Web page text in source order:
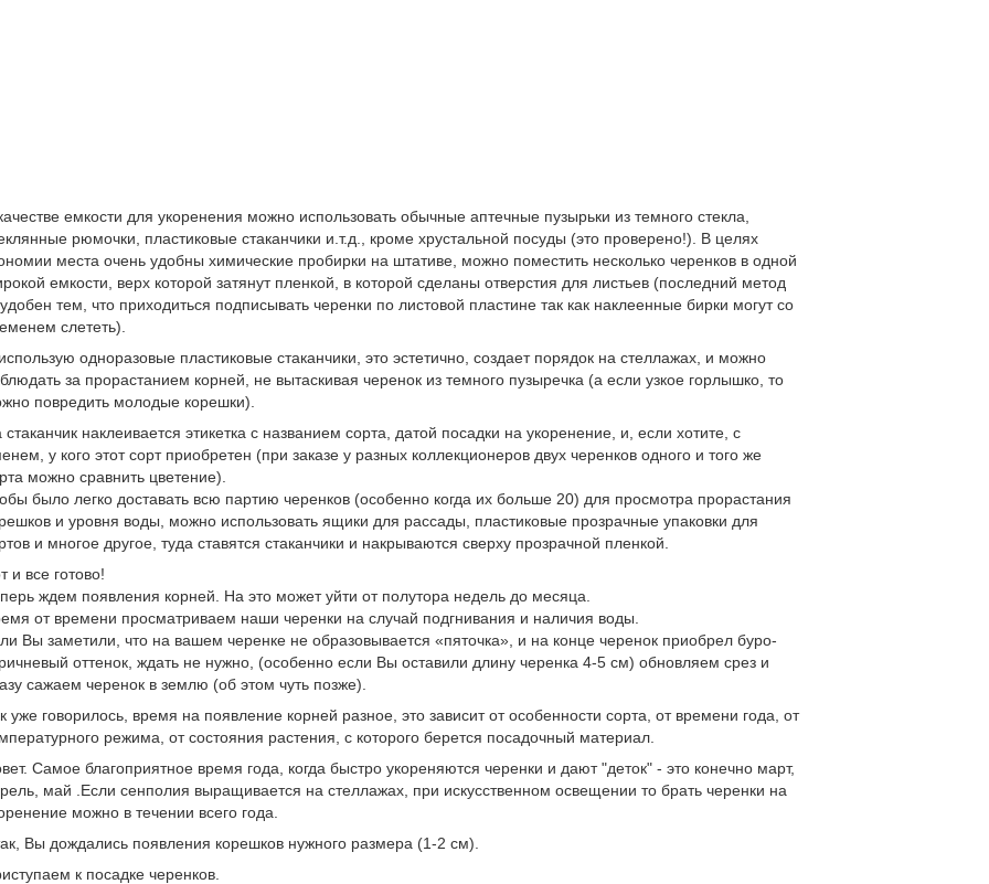
емкости для укоренения можно использовать обычные аптечные пузырьки из темного стекла,
рюмочки, пластиковые стаканчики и.т.д., кроме хрустальной посуды (это проверено!). В целях
места очень удобны химические пробирки на штативе, можно поместить несколько черенков в одной
емкости, верх которой затянут пленкой, в которой сделаны отверстия для листьев (последний метод
тем, что приходиться подписывать черенки по листовой пластине так как наклеенные бирки могут со
слететь).
одноразовые пластиковые стаканчики, это эстетично, создает порядок на стеллажах, и можно
за прорастанием корней, не вытаскивая черенок из темного пузыречка (а если узкое горлышко, то
повредить молодые корешки).
стаканчик наклеивается этикетка с названием сорта, датой посадки на укоренение, и, если хотите, с
у кого этот сорт приобретен (при заказе у разных коллекционеров двух черенков одного и того же
можно сравнить цветение).
было легко доставать всю партию черенков (особенно когда их больше 20) для просмотра прорастания
и уровня воды, можно использовать ящики для рассады, пластиковые прозрачные упаковки для
и многое другое, туда ставятся стаканчики и накрываются сверху прозрачной пленкой.
и все готово!
ждем появления корней. На это может уйти от полутора недель до месяца.
от времени просматриваем наши черенки на случай подгнивания и наличия воды.
Вы заметили, что на вашем черенке не образовывается «пяточка», и на конце черенок приобрел буро-
оттенок, ждать не нужно, (особенно если Вы оставили длину черенка 4-5 см) обновляем срез и
сажаем черенок в землю (об этом чуть позже).
уже говорилось, время на появление корней разное, это зависит от особенности сорта, от времени года, от
режима, от состояния растения, с которого берется посадочный материал.
Самое благоприятное время года, когда быстро укореняются черенки и дают "деток" - это конечно март,
май .Если сенполия выращивается на стеллажах, при искусственном освещении то брать черенки на
можно в течении всего года.
Вы дождались появления корешков нужного размера (1-2 см).
к посадке черенков.